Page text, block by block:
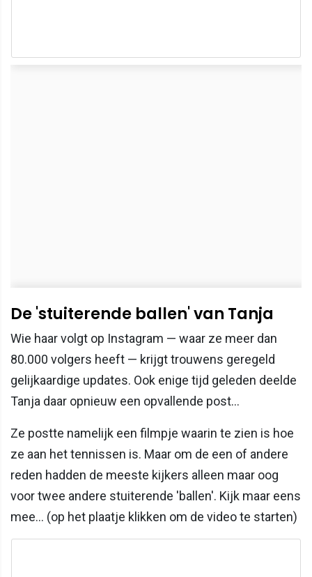
De 'stuiterende ballen' van Tanja
Wie haar volgt op Instagram — waar ze meer dan
80.000 volgers heeft — krijgt trouwens geregeld
gelijkaardige updates. Ook enige tijd geleden deelde
Tanja daar opnieuw een opvallende post...
Ze postte namelijk een filmpje waarin te zien is hoe
ze aan het tennissen is. Maar om de een of andere
reden hadden de meeste kijkers alleen maar oog
voor twee andere stuiterende 'ballen'. Kijk maar eens
mee... (op het plaatje klikken om de video te starten)